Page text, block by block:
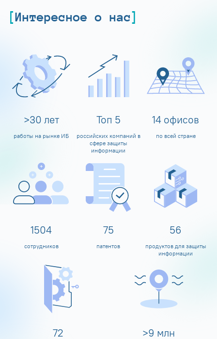
Интересное о нас
>30 лет
работы на рынке ИБ
Топ 5
российских компаний в
сфере защиты
информации
14 офисов
по всей стране
1600
сотрудников
80
патентов
60
продуктов для защиты
информации
80 >10 млн